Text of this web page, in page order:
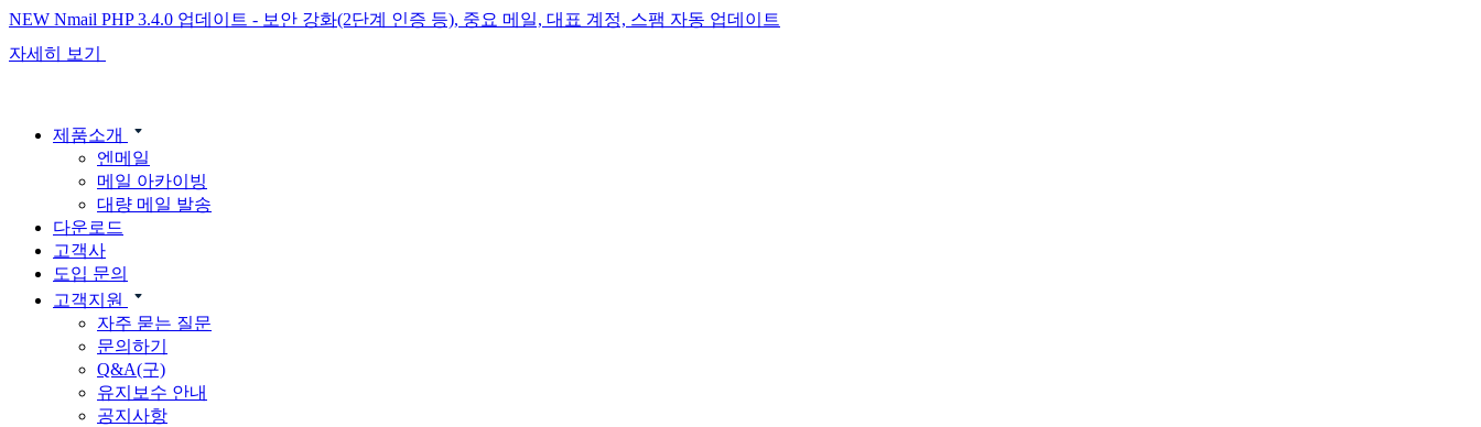
NEW Nmail PHP 3.4.0 업데이트 - 보안 강화(2단계 인증 등), 중요 메일, 대표 계정, 스팸 자동 업데이트
자세히 보기
제품소개
엔메일
메일 아카이빙
대량 메일 발송
다운로드
고객사
도입 문의
고객지원
자주 묻는 질문
문의하기
Q&A(구)
유지보수 안내
공지사항